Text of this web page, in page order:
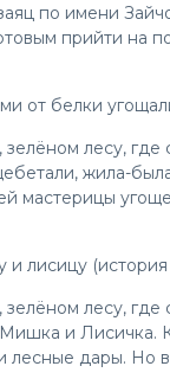
по имени
прийти на
от белки
зелёном лесу,
жила-
мастерицы
лисицу (история
зелёном лесу,
и Лисичка.
лесные дары. Но